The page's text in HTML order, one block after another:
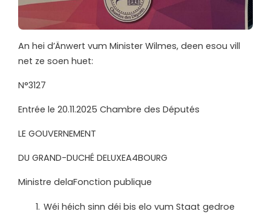
An hei d’Änwert vum Minister Wilmes, deen esou vill
net ze soen huet:
N°3127
Entrée le 20.11.2025 Chambre des Députés
LE GOUVERNEMENT
DU GRAND-DUCHÉ DELUXEA4BOURG
Ministre delaFonction publique
Wéi héich sinn déi bis elo vum Staat gedroe